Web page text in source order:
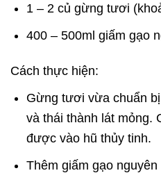
1 – 2 củ gừng tươi
400 – 500ml giấm gạo
Cách thực hiện:
Gừng tươi vừa chuẩn
và thái thành lát mỏng.
được vào hũ thủy tinh.
Thêm giấm gạo